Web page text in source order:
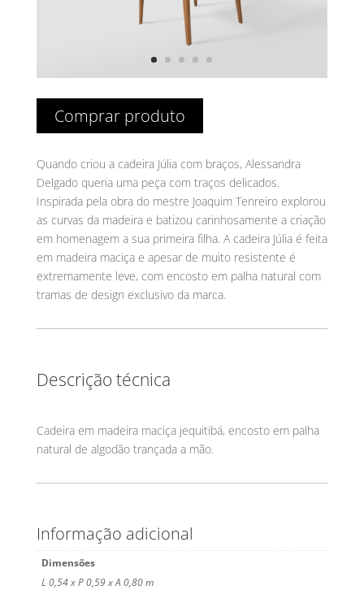
Comprar produto
Quando criou a cadeira Júlia com braços, Alessandra
Delgado queria uma peça com traços delicados.
Inspirada pela obra do mestre Joaquim Tenreiro explorou
as curvas da madeira e batizou carinhosamente a criação
em homenagem a sua primeira filha. A cadeira Júlia é feita
em madeira maciça e apesar de muito resistente é
extremamente leve, com encosto em palha natural com
tramas de design exclusivo da marca.
Descrição técnica
Cadeira em madeira maciça jequitibá, encosto em palha
natural de algodão trançada a mão.
Informação adicional
Dimensões
L 0,54 x P 0,59 x A 0,80 m